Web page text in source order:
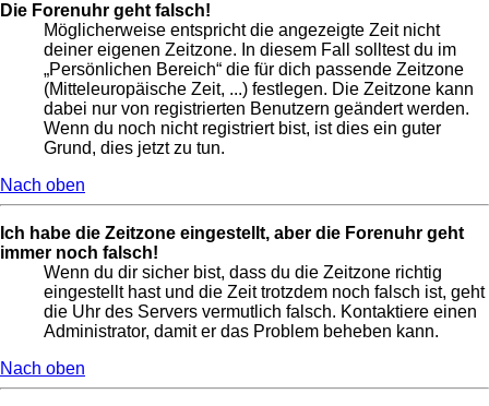
Die Forenuhr geht falsch!
Möglicherweise entspricht die angezeigte Zeit nicht
deiner eigenen Zeitzone. In diesem Fall solltest du im
„Persönlichen Bereich“ die für dich passende Zeitzone
(Mitteleuropäische Zeit, ...) festlegen. Die Zeitzone kann
dabei nur von registrierten Benutzern geändert werden.
Wenn du noch nicht registriert bist, ist dies ein guter
Grund, dies jetzt zu tun.
Nach oben
Ich habe die Zeitzone eingestellt, aber die Forenuhr geht
immer noch falsch!
Wenn du dir sicher bist, dass du die Zeitzone richtig
eingestellt hast und die Zeit trotzdem noch falsch ist, geht
die Uhr des Servers vermutlich falsch. Kontaktiere einen
Administrator, damit er das Problem beheben kann.
Nach oben